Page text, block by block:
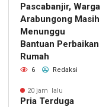
Pascabanjir, Warga
Arabungong Masih
Menunggu
Bantuan Perbaikan
Rumah
6 Redaksi
20 jam lalu
Pria Terduga